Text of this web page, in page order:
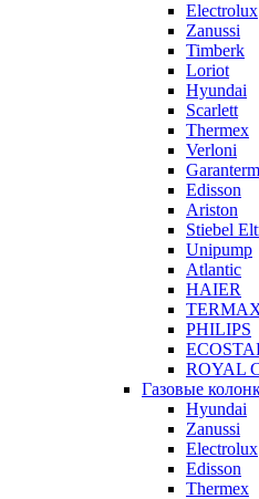
Electrolux
Zanussi
Timberk
Loriot
Hyundai
Scarlett
Thermex
Verloni
Garanterm
Edisson
Ariston
Stiebel
Unipump
Atlantic
HAIER
PHILIPS
ROYAL
Газовые
Hyundai
Zanussi
Electrolux
Edisson
Thermex